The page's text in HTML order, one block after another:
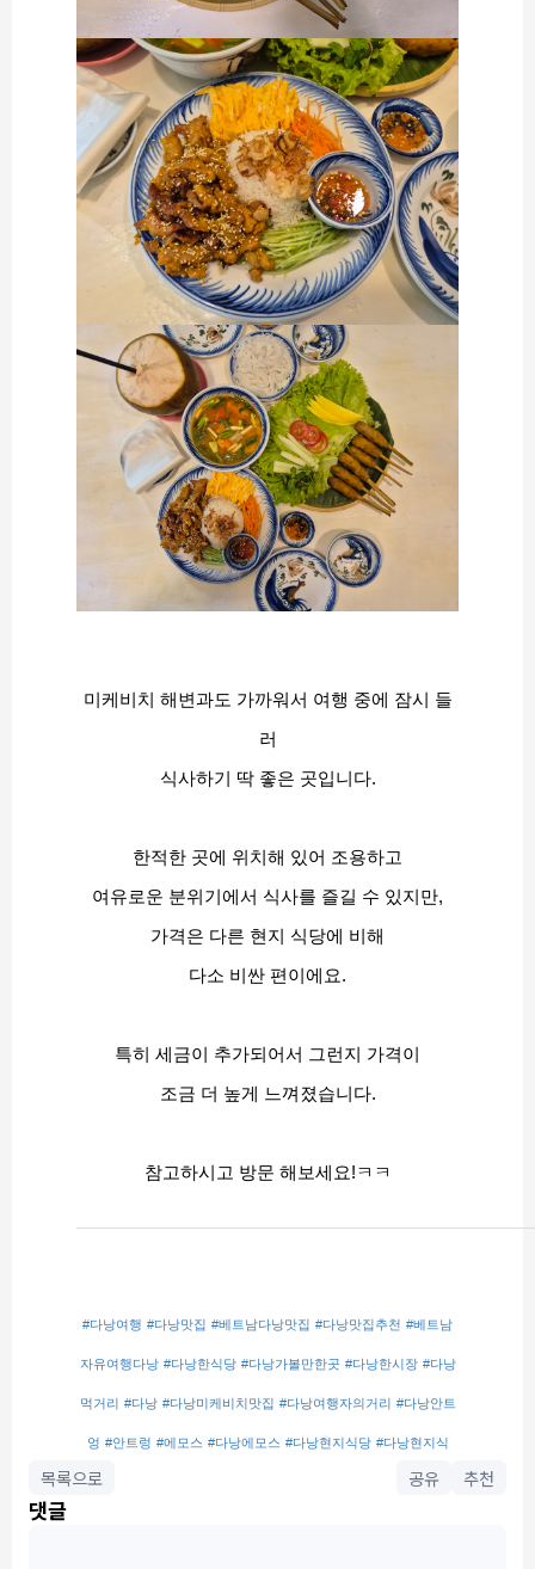
미케비치 해변과도 가까워서 여행 중에 잠시 들
러
식사하기 딱 좋은 곳입니다.
한적한 곳에 위치해 있어 조용하고
여유로운 분위기에서 식사를 즐길 수 있지만,
가격은 다른 현지 식당에 비해
다소 비싼 편이에요.
특히 세금이 추가되어서 그런지 가격이
조금 더 높게 느껴졌습니다.
참고하시고 방문 해보세요!ㅋㅋ
#다낭여행 #다낭맛집 #베트남다낭맛집 #다낭맛집추천 #베트남
자유여행다낭 #다낭한식당 #다낭가볼만한곳 #다낭한시장 #다낭
먹거리 #다낭 #다낭미케비치맛집 #다낭여행자의거리 #다낭안트
엉 #안트렁 #에모스 #다낭에모스 #다낭현지식당 #다낭현지식
목록으로 공유 추천
댓글